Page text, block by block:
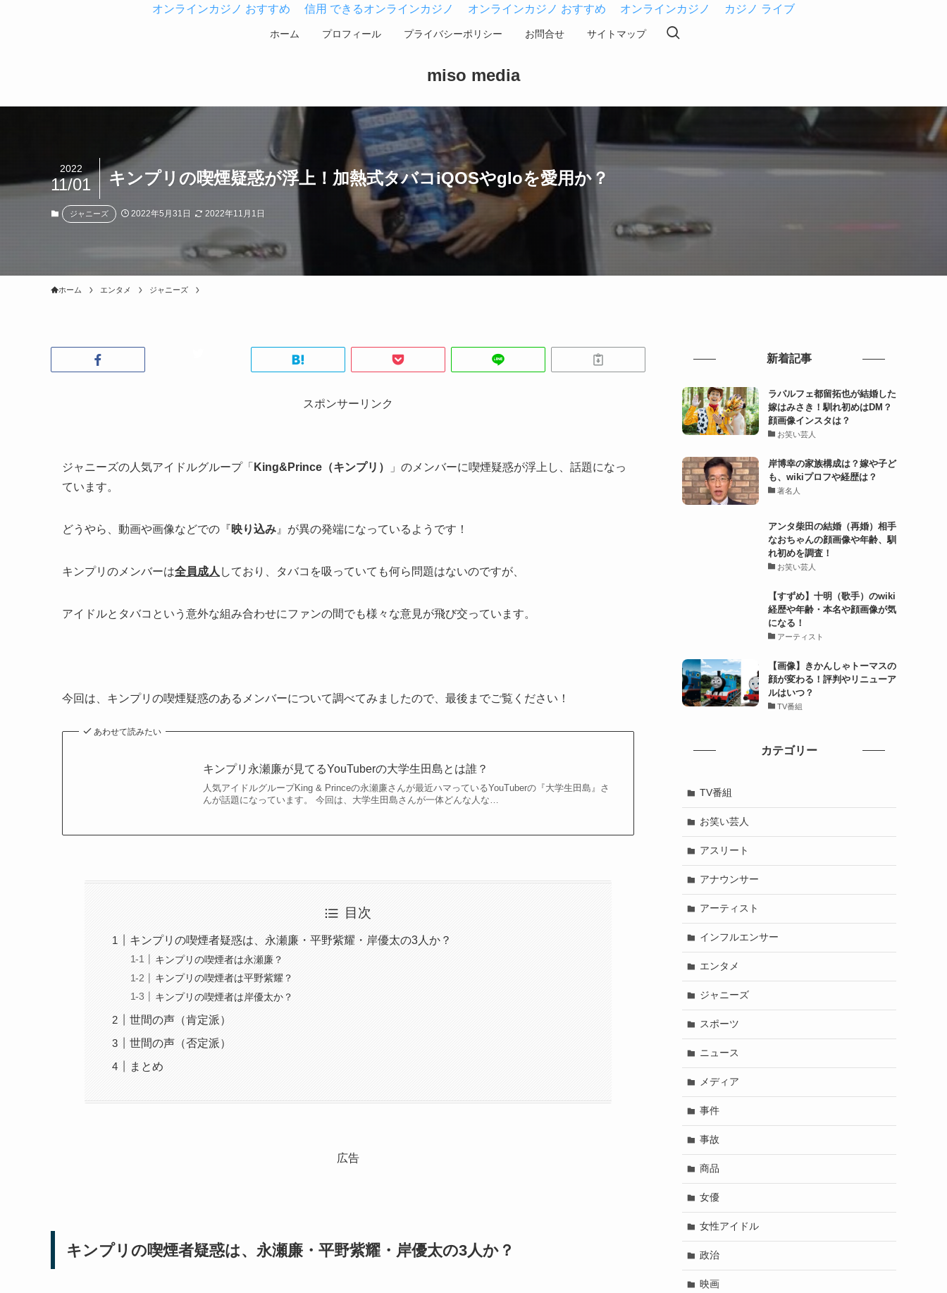
オンラインカジノ おすすめ 信用 できるオンラインカジノ オンラインカジノ おすすめ オンラインカジノ カジノ ライブ
miso media
ホーム プロフィール プライバシーポリシー お問合せ サイトマップ
キンプリの喫煙疑惑が浮上！加熱式タバコiQOSやgloを愛用か？
2022
11/01
ジャニーズ 2022年5月31日 2022年11月1日
ホーム エンタメ ジャニーズ
スポンサーリンク
ジャニーズの人気アイドルグループ「 King&Prince（キンプリ）
」のメンバーに喫煙疑惑が浮上し、話題になっ
ています。
どうやら、動画や画像などでの『映り込み 』が異の発端になっているようです！
キンプリのメンバーは全員成人 しており、タバコを吸っていても何ら問題はないのですが、
アイドルとタバコという意外な組み合わせにファンの間でも様々な意見が飛び交っています。
今回は、キンプリの喫煙疑惑のあるメンバーについて調べてみましたので、最後までご覧ください！
あわせて読みたい
キンプリ永瀬廉が見てるYouTuberの大学生田島とは誰？
人気アイドルグループKing & Princeの永瀬廉さんが最近ハマっているYouTuberの『大学生田島』さ
んが話題になっています。 今回は、大学生田島さんが一体どんな人な…
目次
キンプリの喫煙者疑惑は、永瀬廉・平野紫耀・岸優太の3人か？
キンプリの喫煙者は永瀬廉？
キンプリの喫煙者は平野紫耀？
キンプリの喫煙者は岸優太か？
世間の声（肯定派）
世間の声（否定派）
まとめ
広告
キンプリの喫煙者疑惑は、永瀬廉・平野紫耀・岸優太の3人か？
新着記事
ラパルフェ都留拓也が結婚した
嫁はみさき！馴れ初めはDM？
顔画像インスタは？
お笑い芸人
岸博幸の家族構成は？嫁や子ど
も、wikiプロフや経歴は？
著名人
アンタ柴田の結婚（再婚）相手
なおちゃんの顔画像や年齢、馴
れ初めを調査！
お笑い芸人
【すずめ】十明（歌手）のwiki
経歴や年齢・本名や顔画像が気
になる！
アーティスト
【画像】きかんしゃトーマスの
顔が変わる！評判やリニューア
ルはいつ？
TV番組
カテゴリー
TV番組
お笑い芸人
アスリート
アナウンサー
アーティスト
インフルエンサー
エンタメ
ジャニーズ
スポーツ
ニュース
メディア
事件
事故
商品
女優
女性アイドル
政治
映画